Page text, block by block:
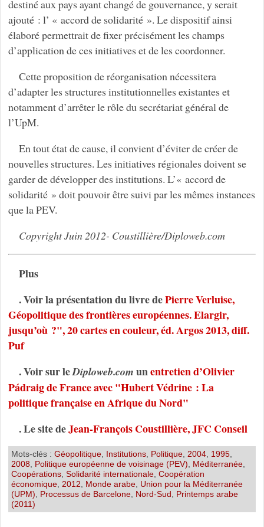
destiné aux pays ayant changé de gouvernance, y serait
ajouté : l’ « accord de solidarité ». Le dispositif ainsi
élaboré permettrait de fixer précisément les champs
d’application de ces initiatives et de les coordonner.
Cette proposition de réorganisation nécessitera
d’adapter les structures institutionnelles existantes et
notamment d’arrêter le rôle du secrétariat général de
l’UpM.
En tout état de cause, il convient d’éviter de créer de
nouvelles structures. Les initiatives régionales doivent se
garder de développer des institutions. L’« accord de
solidarité » doit pouvoir être suivi par les mêmes instances
que la PEV.
Copyright Juin 2012- Coustillière/Diploweb.com
Plus
. Voir la présentation du livre dePierre Verluise,
Géopolitique des frontières européennes. Elargir,
jusqu’où ?", 20 cartes en couleur, éd. Argos 2013, diff.
Puf
. Voir sur leDiploweb.com unentretien d’Olivier
Pádraig de France avec "Hubert Védrine : La
politique française en Afrique du Nord"
. Le site deJean-François Coustillière, JFC Conseil
Mots-clés : Géopolitique, Institutions, Politique, 2004, 1995,
2008, Politique européenne de voisinage (PEV), Méditerranée,
Coopérations, Solidarité internationale, Coopération
économique, 2012, Monde arabe, Union pour la Méditerranée
(UPM), Processus de Barcelone, Nord-Sud, Printemps arabe
(2011)